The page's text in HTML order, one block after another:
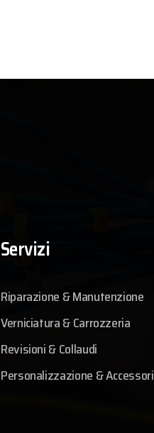
Servizi
Riparazione & Manutenzione
Verniciatura & Carrozzeria
Revisioni & Collaudi
Personalizzazione & Accessori